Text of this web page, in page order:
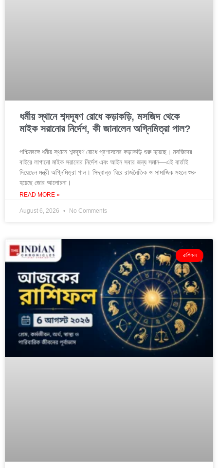
ধর্মীয় স্থানে শব্দদূষণ রোধে কড়াকড়ি, মসজিদ থেকে
মাইক সরানোর নির্দেশ, কী জানালেন অগ্নিমিত্রা পাল?
পশ্চিমবঙ্গে ধর্মীয় স্থানে শব্দদূষণ রোধে প্রশাসনের কড়াকড়ি শুরু হয়েছে। মসজিদের
বাইরে লাগানো মাইক সরানোর নির্দেশ এবং আইন সবার জন্য সমান—এই বার্তাই
দিয়েছেন মন্ত্রী অগ্নিমিত্রা পাল। সিদ্ধান্ত ঘিরে রাজনৈতিক ও সামাজিক মহলে শুরু
হয়েছে জোর আলোচনা।
READ MORE »
August 6, 2026 No Comments
রাশিফল